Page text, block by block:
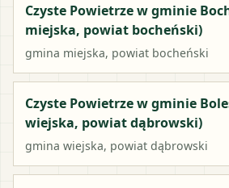
Czyste Powietrze w gminie
miejska, powiat bocheński)
gmina miejska, powiat bocheński
Czyste Powietrze w gminie
wiejska, powiat dąbrowski)
gmina wiejska, powiat dąbrowski